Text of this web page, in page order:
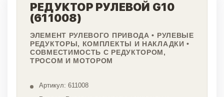
РЕДУКТОР РУЛЕВОЙ G10
(611008)
ЭЛЕМЕНТ РУЛЕВОГО ПРИВОДА • РУЛЕВЫЕ
РЕДУКТОРЫ, КОМПЛЕКТЫ И НАКЛАДКИ •
СОВМЕСТИМОСТЬ С РЕДУКТОРОМ,
ТРОСОМ И МОТОРОМ
Артикул: 611008